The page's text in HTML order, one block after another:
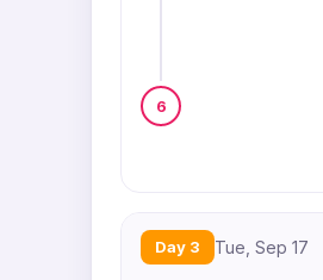
6
Day 3 Tue, Sep 17